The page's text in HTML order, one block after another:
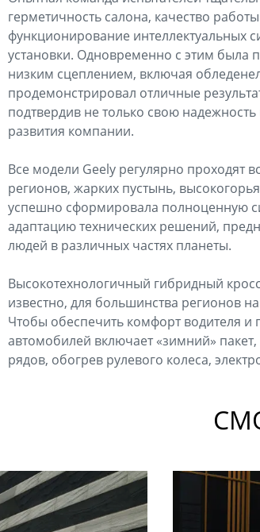
герметичность салона, качество
функционирование интеллектуальных
установки. Одновременно с этим была
низким сцеплением, включая
продемонстрировал отличные
подтвердив не только свою
развития компании.
Все модели Geely регулярно проходят
регионов, жарких пустынь,
успешно сформировала полноценную
адаптацию технических решений,
людей в различных частях планеты.
Высокотехнологичный гибридный
известно, для большинства регионов
Чтобы обеспечить комфорт водителя
автомобилей включает «зимний»
рядов, обогрев рулевого колеса,